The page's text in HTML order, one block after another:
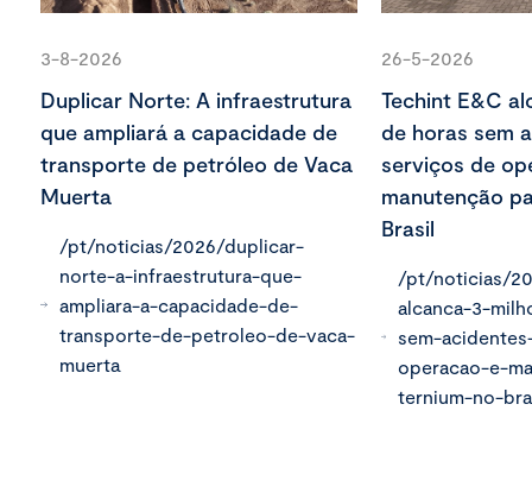
3-8-2026
Duplicar Norte: A infraestrutura
que ampliará a capacidade de
transporte de petróleo de Vaca
Muerta
/pt/noticias/2026/duplicar-
norte-a-infraestrutura-que-
ampliara-a-capacidade-de-
transporte-de-petroleo-de-vaca-
muerta
26-5-2026
Techint E&C
de horas sem
serviços de
manutenção
Brasil
/pt/noticias/
alcanca-3-
sem-
operacao-e-
ternium-no-